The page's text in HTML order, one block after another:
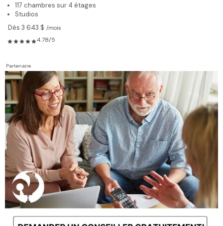
117 chambres sur 4 étages
Studios
Dès 3 643 $ /mois
4.78/5
Partenaire